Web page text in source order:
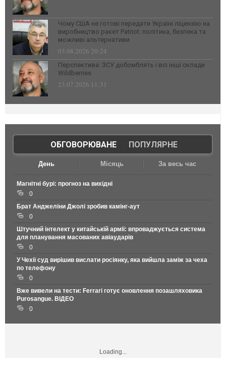
Чому США не готові передати Україні ліцензію на
виробництво ракет Patriot: політика, безпека та
можливі альтернативи
03.08.2026 20:24
Перспектива: ЗСУ добомблять і всі інші склади
Wildberries
23.07.2026 11:31
ОБГОВОРЮВАНЕ| ПОПУЛЯРНЕ
День Місяць За весь час
Магнітні бурі: прогноз на вихідні
0
Брат Анджеліни Джолі зробив камінг-аут
0
Штучний інтелект у китайській армії: впроваджується система
для планування масованих авіаударів
0
У Чехії суд вирішив вислати росіянку, яка вийшла заміж за чеха
по телефону
0
Вже вивели на тести: Ferrari готує оновлення позашляховика
Purosangue. ВІДЕО
0
Loading...